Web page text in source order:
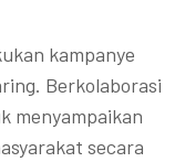
kampanye
Berkolaborasi
menyampaikan
secara